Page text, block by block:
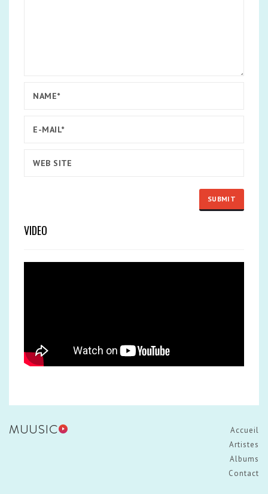
VIDEO
Accueil
Artistes
Albums
Contact